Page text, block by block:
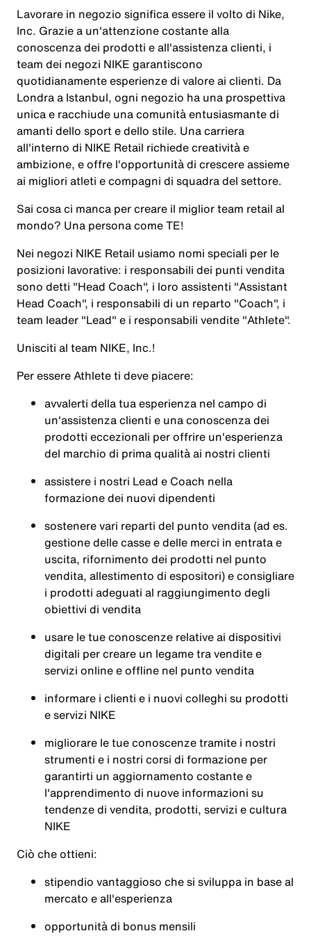
Lavorare in negozio significa essere il volto di Nike,
Inc. Grazie a un'attenzione costante alla
conoscenza dei prodotti e all'assistenza clienti, i
team dei negozi NIKE garantiscono
quotidianamente esperienze di valore ai clienti. Da
Londra a Istanbul, ogni negozio ha una prospettiva
unica e racchiude una comunità entusiasmante di
amanti dello sport e dello stile. Una carriera
all'interno di NIKE Retail richiede creatività e
ambizione, e offre l'opportunità di crescere assieme
ai migliori atleti e compagni di squadra del settore.
Sai cosa ci manca per creare il miglior team retail al
mondo? Una persona comeTE!
Nei negozi NIKE Retail usiamo nomi speciali per le
posizioni lavorative: i responsabili dei punti vendita
sono detti "Head Coach", i loro assistenti "Assistant
Head Coach", i responsabili di un reparto "Coach", i
team leader "Lead" e i responsabili vendite "Athlete".
Unisciti al team NIKE, Inc.!
Per essereAthleteti deve piacere:
avvalerti della tua esperienza nel campo di
un'assistenza clienti e una conoscenza dei
prodotti eccezionali per offrire un'esperienza
del marchio di prima qualità ai nostri clienti
assistere i nostri Lead e Coach nella
formazione dei nuovi dipendenti
sostenere vari reparti del punto vendita (ad es.
gestione delle casse e delle merci in entrata e
uscita, rifornimento dei prodotti nel punto
vendita, allestimento di espositori) e consigliare
i prodotti adeguati al raggiungimento degli
obiettivi di vendita
usare le tue conoscenze relative ai dispositivi
digitali per creare un legame tra vendite e
servizi online e offline nel punto vendita
informare i clienti e i nuovi colleghi su prodotti
e servizi NIKE
migliorare le tue conoscenze tramite i nostri
strumenti e i nostri corsi di formazione per
garantirti un aggiornamento costante e
l'apprendimento di nuove informazioni su
tendenze di vendita, prodotti, servizi e cultura
NIKE
Ciò che ottieni:
stipendio vantaggioso che si sviluppa in base al
mercato e all'esperienza
opportunità di bonus mensili